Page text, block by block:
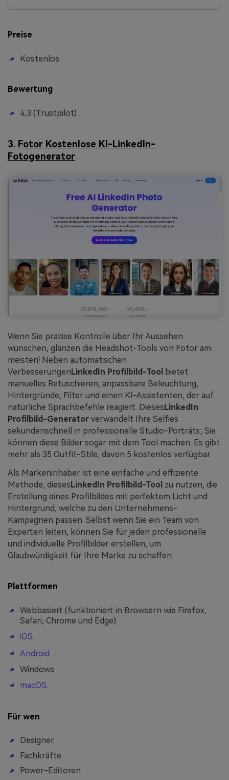
Preise
Kostenlos.
Bewertung
4,3 (Trustpilot)
3. Fotor Kostenlose KI-LinkedIn-
Fotogenerator
Wenn Sie präzise Kontrolle über Ihr Aussehen
wünschen, glänzen die Headshot-Tools von Fotor am
meisten! Neben automatischen
VerbesserungenLinkedIn Profilbild-Tool bietet
manuelles Retuschieren, anpassbare Beleuchtung,
Hintergründe, Filter und einen KI-Assistenten, der auf
natürliche Sprachbefehle reagiert. DiesesLinkedIn
Profilbild-Generator verwandelt Ihre Selfies
sekundenschnell in professionelle Studio-Porträts; Sie
können diese Bilder sogar mit dem Tool machen. Es gibt
mehr als 35 Outfit-Stile, davon 5 kostenlos verfügbar.
Als Markeninhaber ist eine einfache und effiziente
Methode, diesesLinkedIn Profilbild-Tool zu nutzen, die
Erstellung eines Profilbildes mit perfektem Licht und
Hintergrund, welche zu den Unternehmens-
Kampagnen passen. Selbst wenn Sie ein Team von
Experten leiten, können Sie für jeden professionelle
und individuelle Profilbilder erstellen, um
Glaubwürdigkeit für Ihre Marke zu schaffen.
Plattformen
Webbasiert (funktioniert in Browsern wie Firefox,
Safari, Chrome und Edge).
iOS.
Android.
Windows.
macOS.
Für wen
Designer.
Fachkräfte.
Power-Editoren